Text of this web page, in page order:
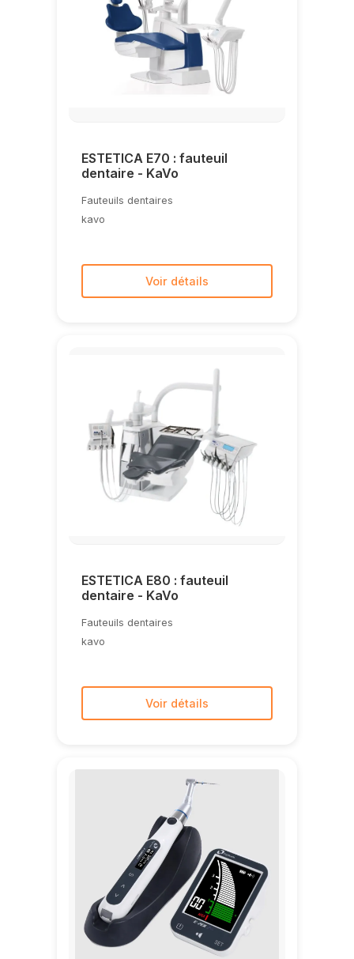
ESTETICA E70 : fauteuil
dentaire - KaVo
Fauteuils dentaires
kavo
Voir détails
ESTETICA E80 : fauteuil
dentaire - KaVo
Fauteuils dentaires
kavo
Voir détails